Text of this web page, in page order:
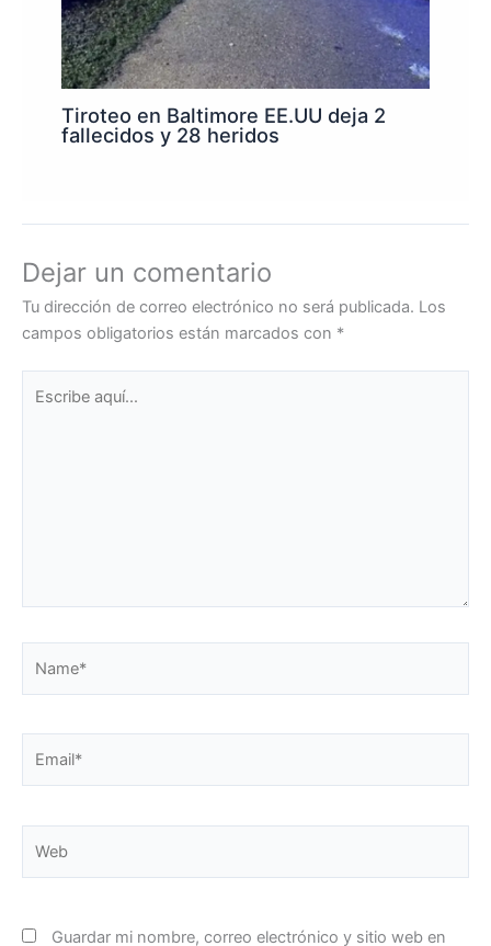
Tiroteo en Baltimore EE.UU deja 2
fallecidos y 28 heridos
Dejar un comentario
Tu dirección de correo electrónico no será publicada. Los
campos obligatorios están marcados con *
aquí...
Guardar mi nombre, correo electrónico y sitio web en